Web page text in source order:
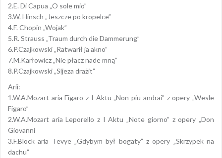
2.E. Di Capua „O sole mio”
3.W. Hinsch „Jeszcze po kropelce”
4.F. Chopin „Wojak”
5.R. Strauss „Traum durch die Dammerung”
6.P.Czajkowski „Ratwarił ja akno”
7.M.Karłowicz „Nie płacz nade mną”
8.P.Czajkowski „Sljeza drażit”
Arii:
1.W.A.Mozart aria Figaro z I Aktu „Non piu andrai” z opery „Wesle
Figaro”
2.W.A.Mozart aria Leporello z I Aktu „Note giorno” z opery „Don
Giovanni
3.F.Block aria Tevye „Gdybym był bogaty” z opery „Skrzypek na
dachu”